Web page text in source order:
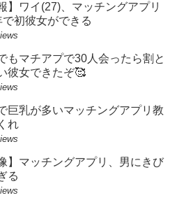
】ワイ(27)、マッチングアプリ
で初彼女ができる
もマチアプで30人会ったら割と
彼女できたぞ🥰
巨乳が多いマッチングアプリ教
れ
】マッチングアプリ、男にきび
る